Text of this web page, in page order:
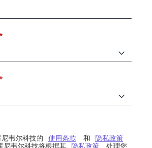
韦尔科技的 使用条款 和 隐私政策
尼韦尔科技将根据其 隐私政策 处理您